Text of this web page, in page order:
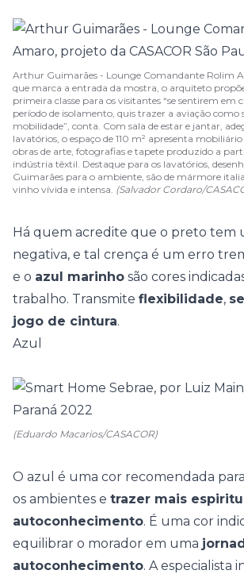
Arthur Guimarães - Lounge Comandante Rolim
que marca a entrada da mostra, o arquiteto
primeira classe para os visitantes “se sentirem em
período de isolamento, quis trazer a aviação como
mobilidade”, conta. Com sala de estar e jantar,
lavatórios, o espaço de 110 m² apresenta
obras de arte, fotografias e tapete produzido a
indústria têxtil. Destaque para os lavatórios,
Guimarães para o ambiente, são de mármore
vinho vívida e intensa. (Salvador Cordaro/
Há quem acredite que o preto tem
negativa, e tal crença é um erro
e o azul marinho são cores
trabalho. Transmite flexibilidade,
jogo de cintura.
Azul
(Eduardo Macarios/CASACOR)
O azul é uma cor recomendada
os ambientes e trazer mais
autoconhecimento. É uma cor
equilibrar o morador em uma
autoconhecimento. A especialista